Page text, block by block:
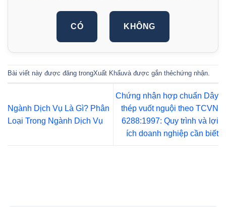
CÓ KHÔNG
Bài viết này được đăng trongXuất Khẩuvà được gắn thẻchứng nhận.
Ngành Dịch Vụ Là Gì? Phân
Loại Trong Ngành Dịch Vụ
Chứng nhận hợp chuẩn Dây
thép vuốt nguội theo TCVN
6288:1997: Quy trình và lợi
ích doanh nghiệp cần biết